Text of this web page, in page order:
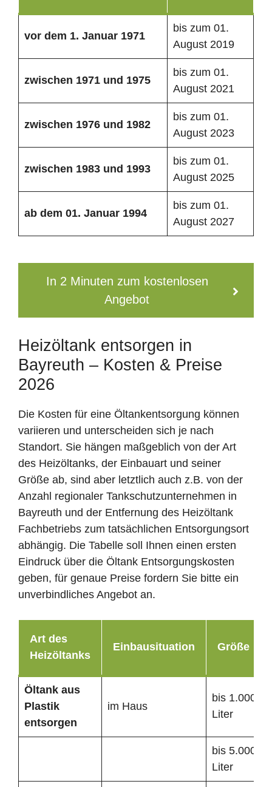
vor dem 1. Januar 1971
bis zum 01.
August 2019
zwischen 1971 und 1975
bis zum 01.
August 2021
zwischen 1976 und 1982
bis zum 01.
August 2023
zwischen 1983 und 1993
bis zum 01.
August 2025
ab dem 01. Januar 1994
bis zum 01.
August 2027
In 2 Minuten zum kostenlosen
Angebot
Heizöltank entsorgen in
Bayreuth – Kosten & Preise
2026
Die Kosten für eine Öltankentsorgung können
variieren und unterscheiden sich je nach
Standort. Sie hängen maßgeblich von der Art
des Heizöltanks, der Einbauart und seiner
Größe ab, sind aber letztlich auch z.B. von der
Anzahl regionaler Tankschutzunternehmen in
Bayreuth und der Entfernung des Heizöltank
Fachbetriebs zum tatsächlichen Entsorgungsort
abhängig. Die Tabelle soll Ihnen einen ersten
Eindruck über die Öltank Entsorgungskosten
geben, für genaue Preise fordern Sie bitte ein
unverbindliches Angebot an.
Art des
Heizöltanks
Einbausituation Größe
Öltank aus
Plastik
entsorgen
im Haus
bis 1.000
Liter
bis 5.000
Liter